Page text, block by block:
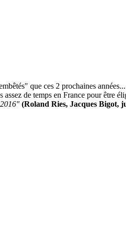
que ces 2 prochaines
de temps en France pour être
(Roland Ries, Jacques Bigot,